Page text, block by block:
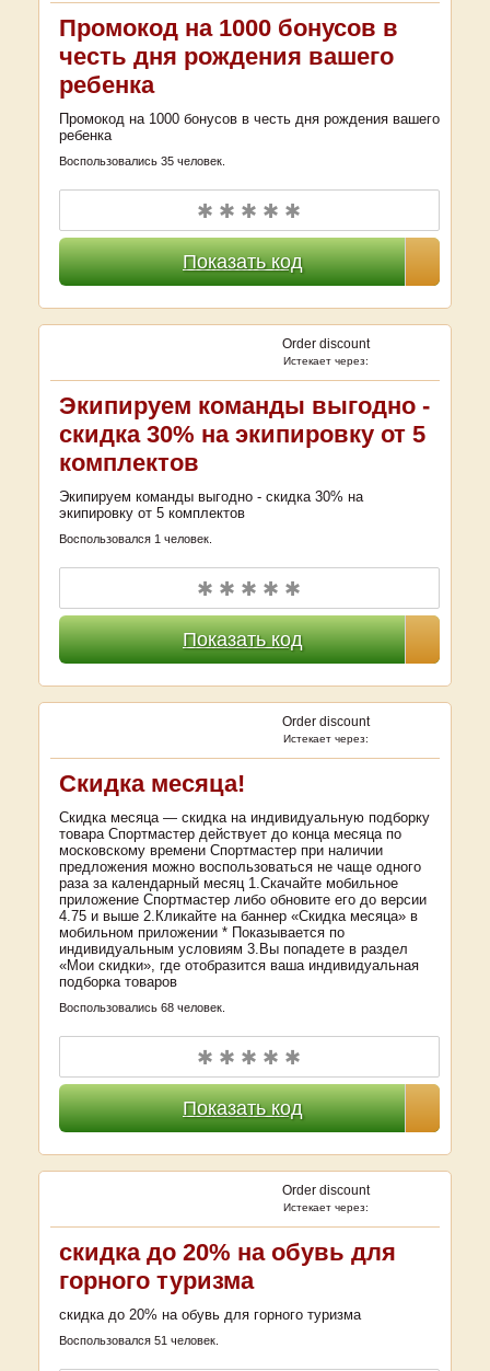
Промокод на 1000 бонусов в
честь дня рождения вашего
ребенка
Промокод на 1000 бонусов в честь дня рождения вашего
ребенка
Воспользовались 35 человек.
Показать код
✱ ✱ ✱ ✱ ✱
Order discount
Истекает через:
Экипируем команды выгодно -
скидка 30% на экипировку от 5
комплектов
Экипируем команды выгодно - скидка 30% на
экипировку от 5 комплектов
Воспользовался 1 человек.
Показать код
✱ ✱ ✱ ✱ ✱
Order discount
Истекает через:
Скидка месяца!
Скидка месяца — скидка на индивидуальную подборку
товара Спортмастер действует до конца месяца по
московскому времени Спортмастер при наличии
предложения можно воспользоваться не чаще одного
раза за календарный месяц 1.Скачайте мобильное
приложение Спортмастер либо обновите его до версии
4.75 и выше 2.Кликайте на баннер «Скидка месяца» в
мобильном приложении * Показывается по
индивидуальным условиям 3.Вы попадете в раздел
«Мои скидки», где отобразится ваша индивидуальная
подборка товаров
Воспользовались 68 человек.
Показать код
✱ ✱ ✱ ✱ ✱
Order discount
Истекает через:
скидка до 20% на обувь для
горного туризма
скидка до 20% на обувь для горного туризма
Воспользовался 51 человек.